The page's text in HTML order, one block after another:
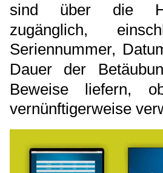
sind über die
zugänglich,
Seriennummer,
Dauer der
Beweise liefern,
vernünftigerweise